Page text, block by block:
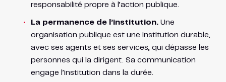
responsabilité propre à l’action publique.
La permanence de l’institution.Une
organisation publique est une institution durable,
avec ses agents et ses services, qui dépasse les
personnes qui la dirigent. Sa communication
engage l’institution dans la durée.